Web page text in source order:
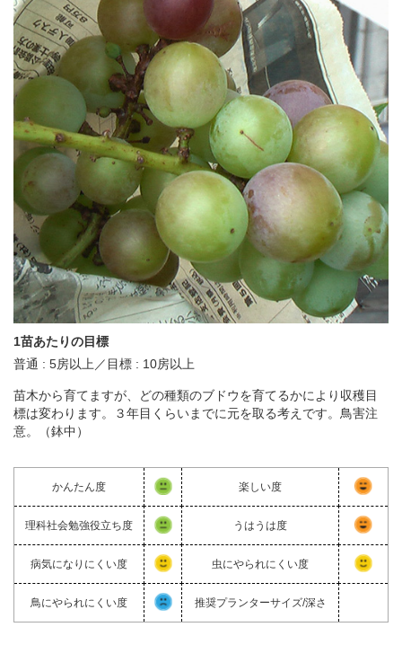
1苗あたりの目標
普通 : 5房以上／目標 : 10房以上
苗木から育てますが、どの種類のブドウを育てるかにより収穫目
標は変わります。３年目くらいまでに元を取る考えです。鳥害注
意。（鉢中）
かんたん度 楽しい度
理科社会勉強役立ち度 うはうは度
病気になりにくい度 虫にやられにくい度
鳥にやられにくい度 推奨プランターサイズ/深さ